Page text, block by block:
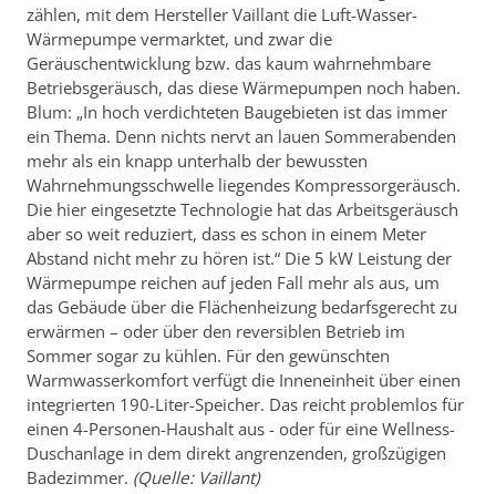
zählen, mit dem Hersteller Vaillant die Luft-Wasser-
Wärmepumpe vermarktet, und zwar die
Geräuschentwicklung bzw. das kaum wahrnehmbare
Betriebsgeräusch, das diese Wärmepumpen noch haben.
Blum: „In hoch verdichteten Baugebieten ist das immer
ein Thema. Denn nichts nervt an lauen Sommerabenden
mehr als ein knapp unterhalb der bewussten
Wahrnehmungsschwelle liegendes Kompressorgeräusch.
Die hier eingesetzte Technologie hat das Arbeitsgeräusch
aber so weit reduziert, dass es schon in einem Meter
Abstand nicht mehr zu hören ist.“ Die 5 kW Leistung der
Wärmepumpe reichen auf jeden Fall mehr als aus, um
das Gebäude über die Flächenheizung bedarfsgerecht zu
erwärmen – oder über den reversiblen Betrieb im
Sommer sogar zu kühlen. Für den gewünschten
Warmwasserkomfort verfügt die Inneneinheit über einen
integrierten 190-Liter-Speicher. Das reicht problemlos für
einen 4-Personen-Haushalt aus - oder für eine Wellness-
Duschanlage in dem direkt angrenzenden, großzügigen
Badezimmer. (Quelle: Vaillant)